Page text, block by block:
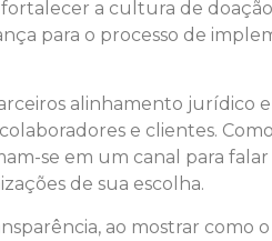
a cultura de
para o processo de
alinhamento jurídico
e clientes.
se em um canal para falar
de sua escolha.
ao mostrar como